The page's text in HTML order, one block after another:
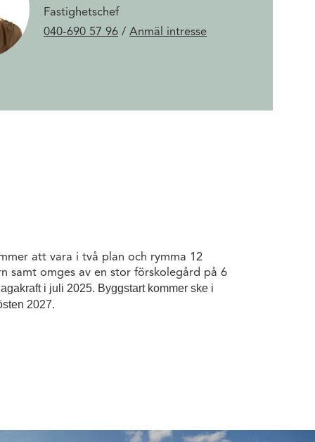
Fastighetschef
040-690 57 96/ Anmäl intresse
att vara i två plan och rymma 12
samt omges av en stor förskolegård på 6
i juli 2025. Byggstart kommer ske i
2027.